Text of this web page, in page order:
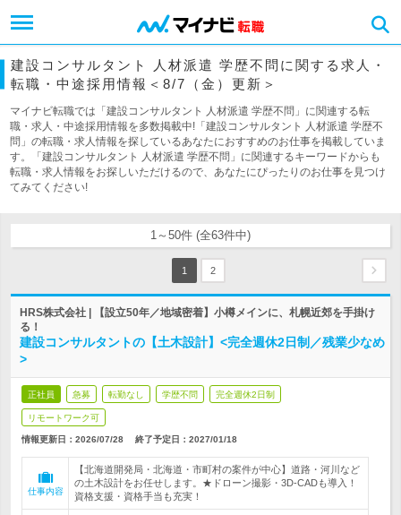
建設コンサルタント 人材派遣 学歴不問に関する求人・
転職・中途採用情報＜8/7（金）更新＞
マイナビ転職では「建設コンサルタント 人材派遣 学歴不問」に関連する転
職・求人・中途採用情報を多数掲載中!「建設コンサルタント 人材派遣 学歴不
問」の転職・求人情報を探しているあなたにおすすめのお仕事を掲載していま
す。「建設コンサルタント 人材派遣 学歴不問」に関連するキーワードからも
転職・求人情報をお探しいただけるので、あなたにぴったりのお仕事を見つけ
てみてください!
1～50件 (全63件中)
1 2
HRS株式会社 | 【設立50年／地域密着】小樽メインに、札幌近郊を手掛け
る！
建設コンサルタントの【土木設計】<完全週休2日制／残業少なめ
>
正社員 急募 転勤なし 学歴不問 完全週休2日制
リモートワーク可
情報更新日：2026/07/28 終了予定日： 2027/01/18
仕事内容
【北海道開発局・北海道・市町村の案件が中心】道路・河川など
の土木設計をお任せします。★ドローン撮影・3D-CADも導入！
資格支援・資格手当も充実！